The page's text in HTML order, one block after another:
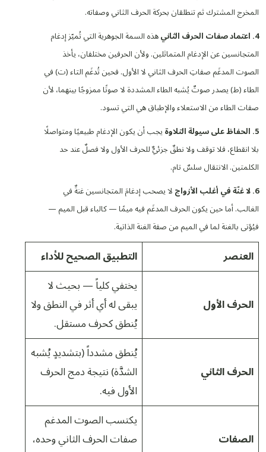
المخرج المشترك ثم تنطلقان بحركة الحرف الثاني وصفاته.
4. اعتماد صفات الحرف الثاني
هذه السمة الجوهرية التي تُميّز إدغام
المتجانسين عن الإدغام المتماثلين. ولأن الحرفين مختلفان، يأخذ
الصوت المدغَم صفاتِ الحرف الثاني لا الأول. فحين تُدغَم التاء (ت) في
الطاء (ط) يصدر صوتٌ يُشبه الطاء المشددة لا صوتًا ممزوجًا بينهما، لأن
صفات الطاء من الاستعلاء والإطباق هي التي تسود.
5. الحفاظ على سيولة التلاوة
يجب أن يكون الإدغام طبيعيًا ومتواصلًا
بلا انقطاع، فلا توقف ولا نطقٌ جزئيٌّ للحرف الأول ولا فصلٌ عند حد
الكلمتين. الانتقال سلسٌ تام.
6. لا غنّة في أغلب الأزواج
لا يصحب إدغامَ المتجانسين غنةٌ في
الغالب. أما حين يكون الحرف المدغَم فيه ميمًا — كالباء قبل الميم —
فيُؤتى بالغنة لما في الميم من صفة الغنة الذاتية.
العنصر التطبيق الصحيح للأداء
الحرف الأول
يختفي كلياً — بحيث لا
يبقى له أي أثر في النطق ولا
يُنطق كحرف مستقل.
الحرف الثاني
يُنطق مشدداً (بتشديدٍ يُشبه
الشدَّة) نتيجة دمج الحرف
الأول فيه.
الصفات
يكتسب الصوت المدغم
صفات الحرف الثاني وحده،